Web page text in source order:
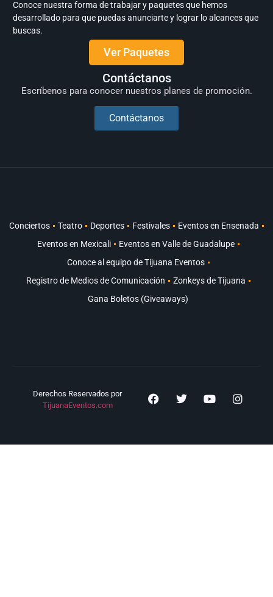
Conoce nuestra forma de trabajar y paquetes que hemos
desarrollado para que puedas anunciarte y lograr lo alcances que
buscas.
Ver Paquetes
Contáctanos
Escríbenos para conocer nuestros planes de promoción.
Contáctanos
Conciertos Teatro Deportes Festivales
Eventos en Ensenada
Eventos en Mexicali
Eventos en Valle de Guadalupe
Conoce al equipo de Tijuana Eventos
Registro de Medios de Comunicación
Zonkeys de Tijuana
Gana Boletos (Giveaways)
Derechos Reservados por
TijuanaEventos.com